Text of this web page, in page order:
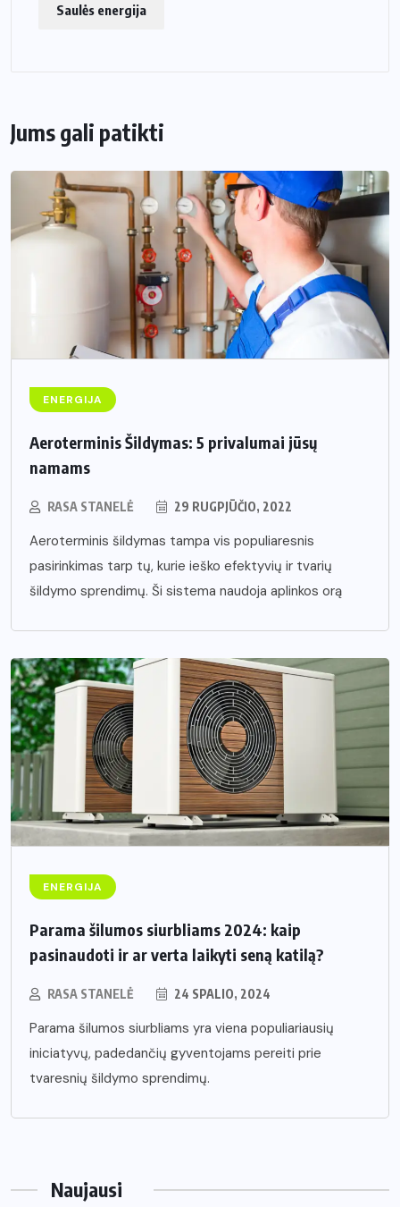
Saulės energija
Jums gali patikti
ENERGIJA
Aeroterminis Šildymas: 5 privalumai jūsų
namams
RASA STANELĖ 29 RUGPJŪČIO, 2022
Aeroterminis šildymas tampa vis populiaresnis
pasirinkimas tarp tų, kurie ieško efektyvių ir tvarių
šildymo sprendimų. Ši sistema naudoja aplinkos orą
ENERGIJA
Parama šilumos siurbliams 2024: kaip
pasinaudoti ir ar verta laikyti seną katilą?
RASA STANELĖ 24 SPALIO, 2024
Parama šilumos siurbliams yra viena populiariausių
iniciatyvų, padedančių gyventojams pereiti prie
tvaresnių šildymo sprendimų.
Naujausi